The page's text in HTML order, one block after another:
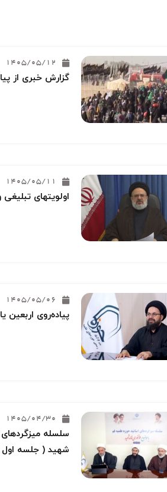
1405/05/12
گزارش خبری از
1405/05/11
اولویتهای
1405/05/06
پیاده‌روی اربعین
1405/04/30
سلسله
شهید ( جلسه